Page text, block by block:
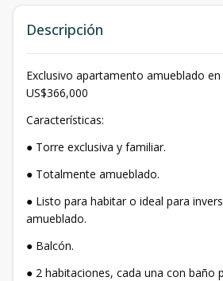
Descripción
Exclusivo apartamento amueblado
US$366,000
Características:
● Torre exclusiva y familiar.
● Totalmente amueblado.
● Listo para habitar o ideal para
amueblado.
● Balcón.
● 2 habitaciones, cada una con baño